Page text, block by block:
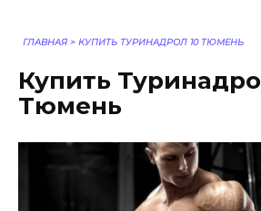
ГЛАВНАЯ > КУПИТЬ ТУРИНАДРОЛ 10 ТЮМЕНЬ
Купить
Тюмень